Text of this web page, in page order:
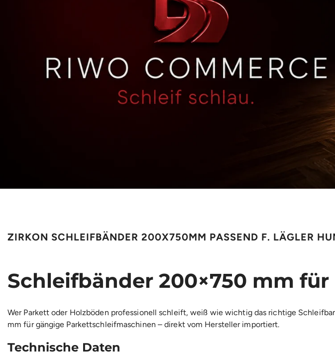
ZIRKON SCHLEIFBÄNDER 200X750MM PASSEND F. LÄGLER
Schleifbänder 200×750 mm
Wer Parkett oder Holzböden professionell schleift, weiß wie wichtig das richtige
mm für gängige Parkettschleifmaschinen – direkt vom Hersteller importiert.
Technische Daten